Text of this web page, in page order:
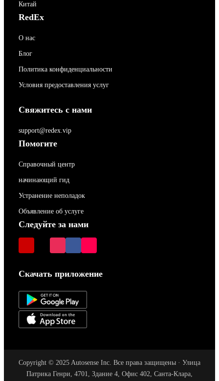
Китай
RedEx
О нас
Блог
Политика конфиденциальности
Условия предоставления услуг
Свяжитесь с нами
support@redex.vip
Помогите
Справочный центр
начинающий гид
Устранение неполадок
Объявление об услуге
Следуйте за нами
Скачать приложение
Copyright © 2025 Autosense Inc. Все права защищены · Улица
Патрика Генри, 4701, Здание 4, Офис 402, Санта-Клара,